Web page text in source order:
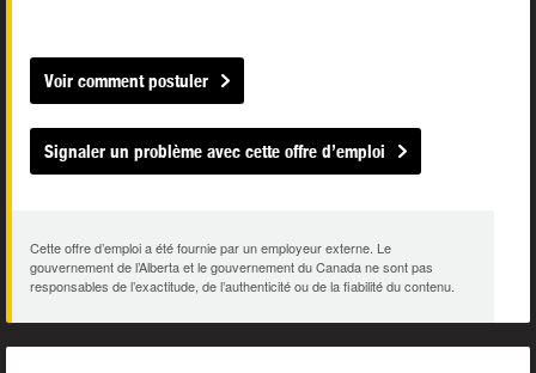
Voir comment postuler
Signaler un problème avec cette offre d’emploi
Cette offre d’emploi a été fournie par un employeur externe. Le
gouvernement de l’Alberta et le gouvernement du Canada ne sont pas
responsables de l’exactitude, de l’authenticité ou de la fiabilité du contenu.